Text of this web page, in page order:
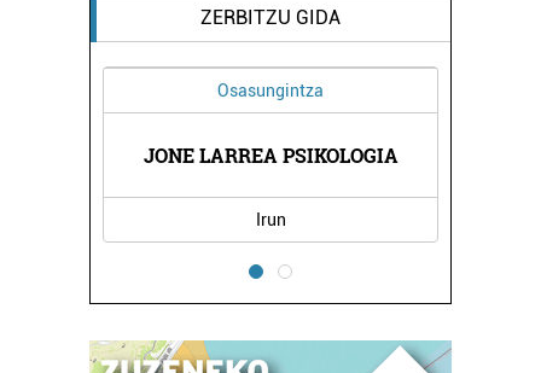
ZERBITZU GIDA
Osasungintza
JONE LARREA PSIKOLOGIA